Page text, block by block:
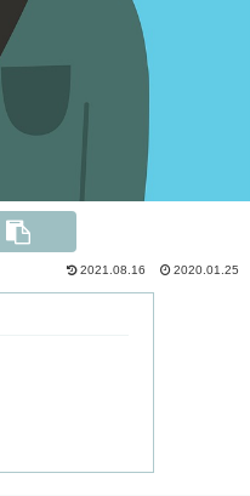
2021.08.16 2020.01.25